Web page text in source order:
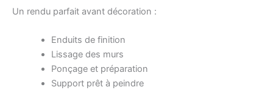
Un rendu parfait avant décoration :
Enduits de finition
Lissage des murs
Ponçage et préparation
Support prêt à peindre